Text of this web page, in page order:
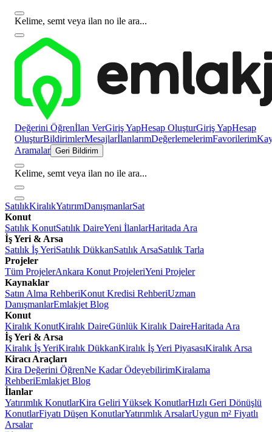
Kelime, semt veya ilan no ile ara...
Değerini Öğrenİlan VerGiriş YapHesap OluşturGiriş YapHesap
OluşturBildirimlerMesajlarİlanlarımDeğerlemelerimFavorilerim
Aramalar Geri Bildirim
Kelime, semt veya ilan no ile ara...
SatılıkKiralıkYatırımDanışmanlarSat
Konut
Satılık KonutSatılık DaireYeni İlanlarHaritada Ara
İş Yeri & Arsa
Satılık İş YeriSatılık DükkanSatılık ArsaSatılık Tarla
Projeler
Tüm ProjelerAnkara Konut ProjeleriYeni Projeler
Kaynaklar
Satın Alma RehberiKonut Kredisi RehberiUzman
DanışmanlarEmlakjet Blog
Konut
Kiralık KonutKiralık DaireGünlük Kiralık DaireHaritada Ara
İş Yeri & Arsa
Kiralık İş YeriKiralık DükkanKiralık İş Yeri PiyasasıKiralık Arsa
Kiracı Araçları
Kira Değerini ÖğrenNe Kadar ÖdeyebilirimKiralama
RehberiEmlakjet Blog
İlanlar
Yatırımlık KonutlarKira Geliri Yüksek KonutlarHızlı Geri Dönüşlü
KonutlarFiyatı Düşen KonutlarYatırımlık ArsalarUygun m² Fiyatlı
Arsalar